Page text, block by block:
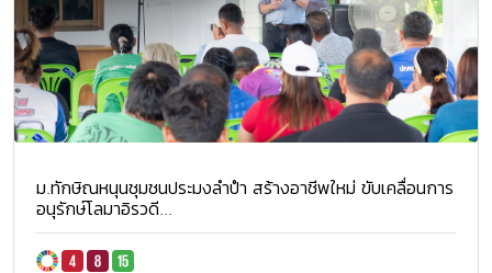
ม.ทักษิณหนุนชุมชนประมงลำปำ สร้างอาชีพใหม่ ขับเคลื่อนการ
อนุรักษ์โลมาอิรวดี...